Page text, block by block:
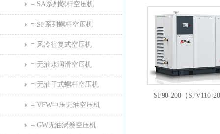
= SA系列螺杆空压机
= SF系列螺杆空压机
= 风冷往复式空压机
= 无油水润滑空压机
= 无油干式螺杆空压机
= VFW中压无油空压机
= GW无油涡卷空压机
SF90-200（SFV110-